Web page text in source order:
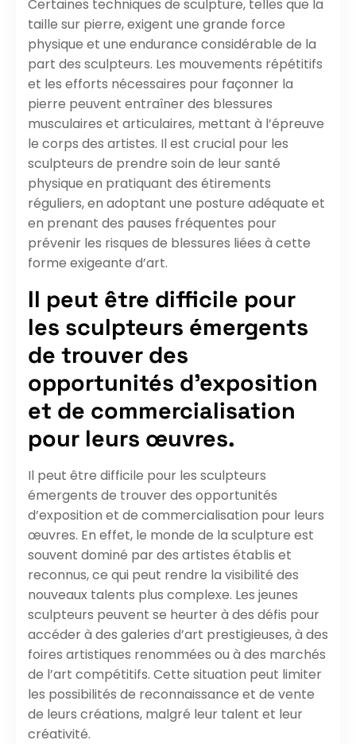
Certaines techniques de sculpture, telles que la
taille sur pierre, exigent une grande force
physique et une endurance considérable de la
part des sculpteurs. Les mouvements répétitifs
et les efforts nécessaires pour façonner la
pierre peuvent entraîner des blessures
musculaires et articulaires, mettant à l’épreuve
le corps des artistes. Il est crucial pour les
sculpteurs de prendre soin de leur santé
physique en pratiquant des étirements
réguliers, en adoptant une posture adéquate et
en prenant des pauses fréquentes pour
prévenir les risques de blessures liées à cette
forme exigeante d’art.
Il peut être difficile pour
les sculpteurs émergents
de trouver des
opportunités d’exposition
et de commercialisation
pour leurs œuvres.
Il peut être difficile pour les sculpteurs
émergents de trouver des opportunités
d’exposition et de commercialisation pour leurs
œuvres. En effet, le monde de la sculpture est
souvent dominé par des artistes établis et
reconnus, ce qui peut rendre la visibilité des
nouveaux talents plus complexe. Les jeunes
sculpteurs peuvent se heurter à des défis pour
accéder à des galeries d’art prestigieuses, à des
foires artistiques renommées ou à des marchés
de l’art compétitifs. Cette situation peut limiter
les possibilités de reconnaissance et de vente
de leurs créations, malgré leur talent et leur
créativité.